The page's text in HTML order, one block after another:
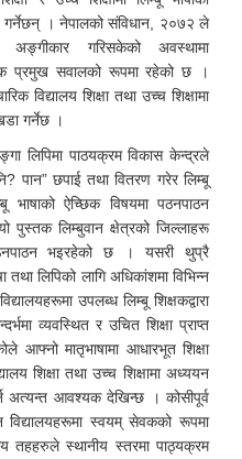
गर्नेछन् । नेपालको संविधान, २०७२ ले
अङ्गीकार गरिसकेको अवस्थामा
प्रमुख सवालको रूपमा रहेको छ ।
विद्यालय शिक्षा तथा उच्च शिक्षामा
गर्नेछ ।
लिपिमा पाठयक्रम विकास केन्द्रले
पान” छपाई तथा वितरण गरेर लिम्बू
भाषाको ऐच्छिक विषयमा पठनपाठन
पुस्तक लिम्बुवान क्षेत्रको जिल्लाहरू
भइरहेको छ । यसरी थुप्रै
तथा लिपिको लागि अधिकांशमा विभिन्न
उपलब्ध लिम्बू शिक्षकद्वारा
व्यवस्थित र उचित शिक्षा प्राप्त
मातृभाषामा आधारभूत शिक्षा
शिक्षा तथा उच्च शिक्षामा अध्ययन
अत्यन्त आवश्यक देखिन्छ । कोसीपूर्व
विद्यालयहरूमा स्वयम् सेवकको रूपमा
तहहरुले स्थानीय स्तरमा पाठ्यक्रम